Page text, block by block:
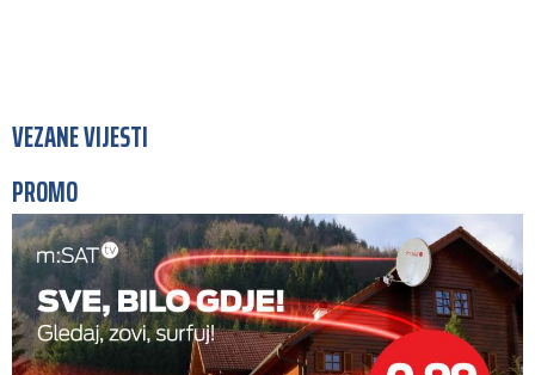
VEZANE VIJESTI
PROMO